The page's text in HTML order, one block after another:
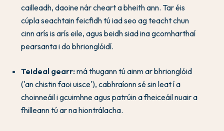
cailleadh, daoine nár cheart a bheith ann. Tar éis
cúpla seachtain feicfidh tú iad seo ag teacht chun
cinn arís is arís eile, agus beidh siad ina gcomharthaí
pearsanta i do bhrionglóidí.
Teideal gearr:má thugann tú ainm ar bhrionglóid
('an chistin faoi uisce'), cabhraíonn sé sin leat í a
choinneáil i gcuimhne agus patrúin a fheiceáil nuair a
fhilleann tú ar na hiontrálacha.